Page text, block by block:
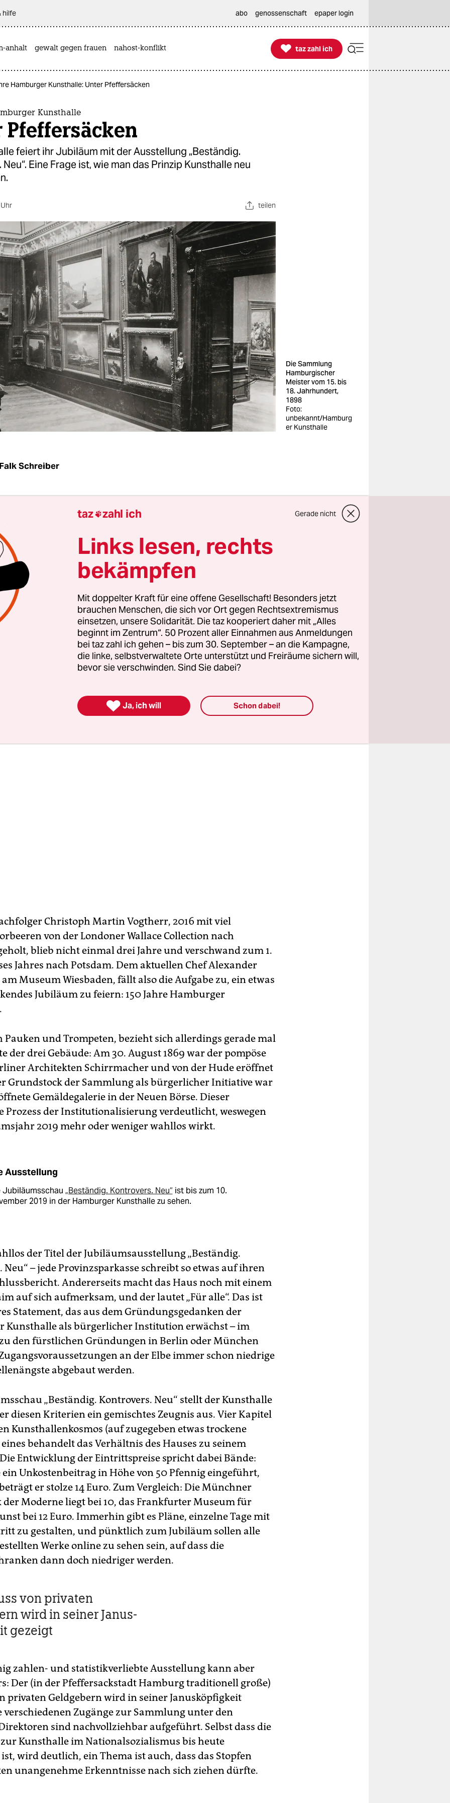
hilfe abo genossenschaft epaper login
anhalt gewalt gegen frauen nahost-konflikt 
taz zahl ich
taz zahl ich
Hamburger Kunsthalle: Unter Pfeffersäcken
Kunsthalle
Pfeffersäcken
feiert ihr Jubiläum mit der Ausstellung „Beständig.
Eine Frage ist, wie man das Prinzip Kunsthalle neu
teilen
Die Sammlung
Hamburgischer
Meister vom 15. bis
18. Jahrhundert,
1898
Foto:
unbekannt/Hamburg
er Kunsthalle
Falk Schreiber
Kunsthalle besteht aus drei riesigen Gebäuden in
Sanierungszustand. Sie beheimaten teils
Sammlungen von Alten Meistern über die Klassische
zur Gegenwartskunst, dazu gibt es rund 13.000
für Ausstellungen, Forschung und Museumspädagogik.
die größte Kunst­institution der Hansestadt im Vergleich
wie dem Kunstmuseum Stuttgart und dem Frankfurter
Die Förderung durch die öffentliche Hand
mal 483 Euro pro Quadratmeter, die Hälfte des
Durchschnitts. 2010 plante der damalige
Gaßner gar, die für Zeitgenössisches reservierte
Lüftungsklappen, tatsächlich aber, um Bewachungs-
zu sparen.
Christoph Martin Vogtherr, 2016 mit viel
von der Londoner Wallace Collection nach
blieb nicht einmal drei Jahre und verschwand zum 1.
Jahres nach Potsdam. Dem aktuellen Chef Alexander
Museum Wiesbaden, fällt also die Aufgabe zu, ein etwas
Jubiläum zu feiern: 150 Jahre Hamburger
Pauken und Trompeten, bezieht sich allerdings gerade mal
der drei Gebäude: Am 30. August 1869 war der pompöse
Architekten Schirrmacher und von der Hude eröffnet
Grundstock der Sammlung als bürgerlicher Initiative war
Gemäldegalerie in der Neuen Börse. Dieser
Prozess der Institutionalisierung verdeutlicht, weswegen
2019 mehr oder weniger wahllos wirkt.
Ausstellung
Jubiläumsschau „Beständig. Kontrovers. Neu“ ist bis zum 10.
2019 in der Hamburger Kunsthalle zu sehen.
der Titel der Jubiläumsausstellung „Beständig.
Neu“ – jede Provinzsparkasse schreibt so etwas auf ihren
Andererseits macht das Haus noch mit einem
auf sich aufmerksam, und der lautet „Für alle“. Das ist
Statement, das aus dem Gründungsgedanken der
Kunsthalle als bürgerlicher Institution erwächst – im
den fürstlichen Gründungen in Berlin oder München
an der Elbe immer schon niedrige
abgebaut werden.
„Beständig. Kontrovers. Neu“ stellt der Kunsthalle
diesen Kriterien ein gemischtes Zeugnis aus. Vier Kapitel
Kunsthallenkosmos (auf zugegeben etwas trockene
eines behandelt das Verhältnis des Hauses zu seinem
Entwicklung der Eintrittspreise spricht dabei Bände:
ein Unkostenbeitrag in Höhe von 50 Pfennig eingeführt,
er stolze 14 Euro. Zum Vergleich: Die Münchner
der Moderne liegt bei 10, das Frankfurter Museum für
bei 12 Euro. Immerhin gibt es Pläne, einzelne Tage mit
zu gestalten, und pünktlich zum Jubiläum sollen alle
Werke online zu sehen sein, auf dass die
dann doch niedriger werden.
von privaten
wird in seiner Janus-
gezeigt
zahlen- und statistikverliebte Ausstellung kann aber
Der (in der Pfeffersackstadt Hamburg traditionell große)
privaten Geldgebern wird in seiner Janusköpfigkeit
verschiedenen Zugänge zur Sammlung unter den
sind nachvollziehbar aufgeführt. Selbst dass die
Kunsthalle im Nationalsozialismus bis heute
wird deutlich, ein Thema ist auch, dass das Stopfen
unangenehme Erkenntnisse nach sich ziehen dürfte.
taz zahl ich Gerade nicht
Links lesen, rechts
bekämpfen
Mit doppelter Kraft für eine offene Gesellschaft! Besonders jetzt
brauchen Menschen, die sich vor Ort gegen Rechtsextremismus
einsetzen, unsere Solidarität. Die taz kooperiert daher mit „Alles
beginnt im Zentrum“. 50 Prozent aller Einnahmen aus Anmeldungen
bei taz zahl ich gehen – bis zum 30. September – an die Kampagne,
die linke, selbstverwaltete Orte unterstützt und Freiräume sichern will,
bevor sie verschwinden. Sind Sie dabei?
 Ja, ich will Schon dabei!